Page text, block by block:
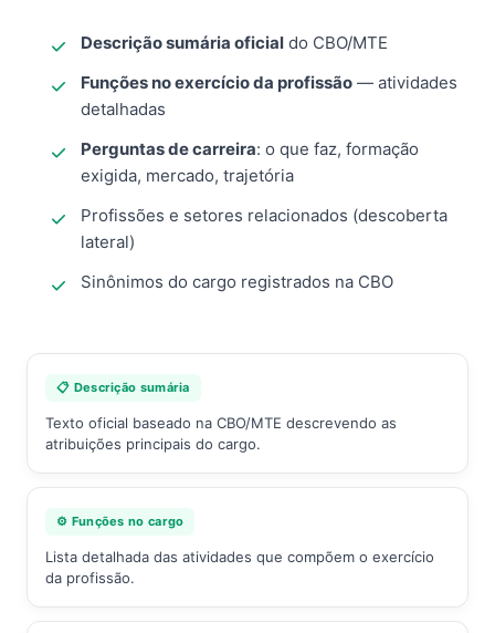
Descrição sumária oficial do CBO/MTE
Funções no exercício da profissão — atividades
detalhadas
Perguntas de carreira: o que faz, formação
exigida, mercado, trajetória
Profissões e setores relacionados (descoberta
lateral)
Sinônimos do cargo registrados na CBO
📋 Descrição sumária
Texto oficial baseado na CBO/MTE descrevendo as
atribuições principais do cargo.
⚙️ Funções no cargo
Lista detalhada das atividades que compõem o exercício
da profissão.